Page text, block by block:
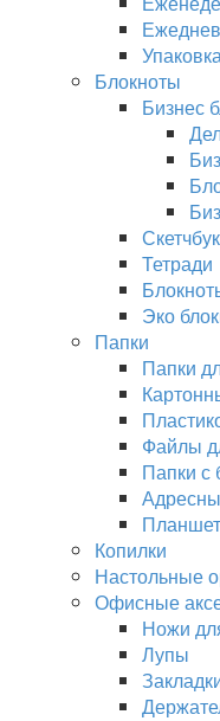
Блокноты
Бизнес
Тетради
Эко
Папки
Папки
Файлы
Папки с
Копилки
Настольные
Офисные
Ножи
Лупы